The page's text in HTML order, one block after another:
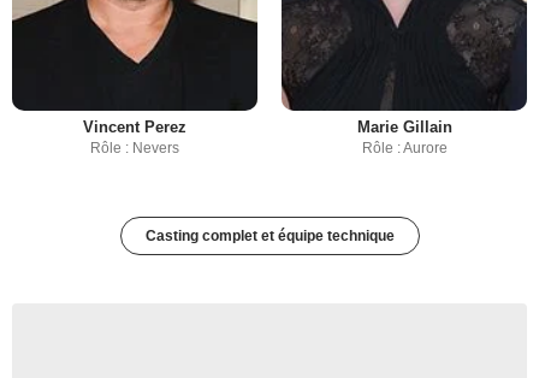
Vincent Perez
Rôle : Nevers
Marie Gillain
Rôle : Aurore
Casting complet et équipe technique